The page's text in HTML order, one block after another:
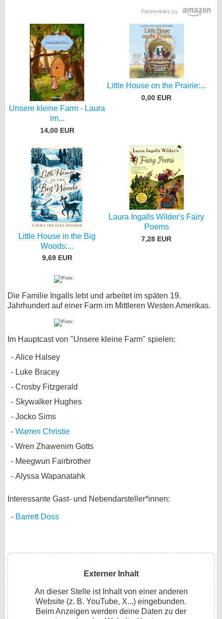
Partnerlinks zu
Unsere kleine Farm - Laura
im...
14,00 EUR
Little House on the Prairie:...
0,00 EUR
Little House in the Big
Woods:...
9,69 EUR
Laura Ingalls Wilder's Fairy
Poems
7,28 EUR
Die Familie Ingalls lebt und arbeitet im späten 19.
Jahrhundert auf einer Farm im Mittleren Westen Amerikas.
Im Hauptcast von "Unsere kleine Farm" spielen:
Alice Halsey
Luke Bracey
Crosby Fitzgerald
Skywalker Hughes
Jocko Sims
Warren Christie
Wren Zhawenim Gotts
Meegwun Fairbrother
Alyssa Wapanatahk
Interessante Gast- und Nebendarsteller*innen:
Barrett Doss
Externer Inhalt
An dieser Stelle ist Inhalt von einer anderen
Website (z. B. YouTube, X...) eingebunden.
Beim Anzeigen werden deine Daten zu der